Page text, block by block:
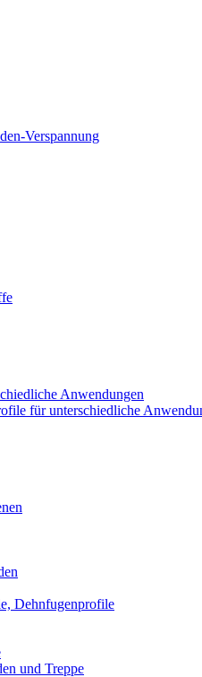
Verspannung
Anwendungen
für unterschiedliche
Dehnfugenprofile
und Treppe